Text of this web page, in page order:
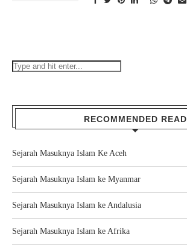
RECOMMENDED READ
Sejarah Masuknya Islam Ke Aceh
Sejarah Masuknya Islam ke Myanmar
Sejarah Masuknya Islam ke Andalusia
Sejarah Masuknya Islam ke Afrika